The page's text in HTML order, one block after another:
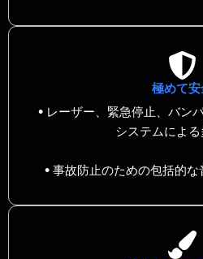
極めて安
• レーザー、緊急停止、バン
システムによ
• 事故防止のための包括的